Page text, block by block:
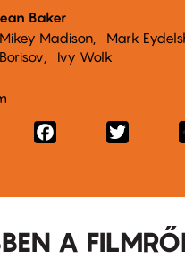
Baker
Mikey Madison Mark
Borisov
Ivy Wolk
Facebook
A